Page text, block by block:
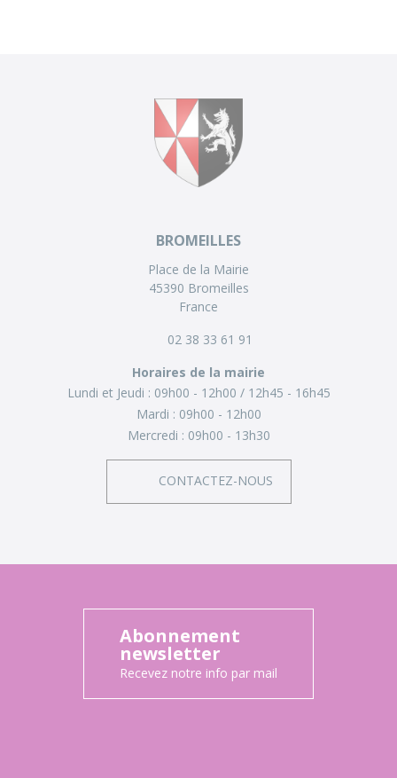
BROMEILLES
Place de la Mairie
45390 Bromeilles
France
02 38 33 61 91
Horaires de la mairie
Lundi et Jeudi : 09h00 - 12h00
12h45 - 16h45
Mardi : 09h00 - 12h00
Mercredi : 09h00 - 13h30
CONTACTEZ-NOUS
Abonnement
newsletter
Recevez notre info par mail